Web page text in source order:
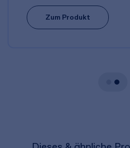
Zum Produkt